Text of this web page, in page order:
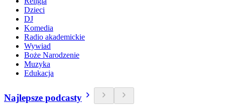
Dzieci
DJ
Komedia
Radio akademickie
Wywiad
Boże Narodzenie
Muzyka
Edukacja
Najlepsze podcasty